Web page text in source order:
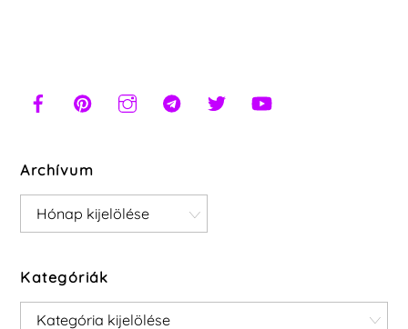
Archívum
Archívum
Kategóriák
Kategóriák